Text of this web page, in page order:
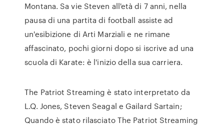
Montana. Sa vie Steven all'età di 7 anni, nella
pausa di una partita di football assiste ad
un'esibizione di Arti Marziali e ne rimane
affascinato, pochi giorni dopo si iscrive ad una
scuola di Karate: è l'inizio della sua carriera.
The Patriot Streaming è stato interpretato da
L.Q. Jones, Steven Seagal e Gailard Sartain;
Quando è stato rilasciato The Patriot Streaming